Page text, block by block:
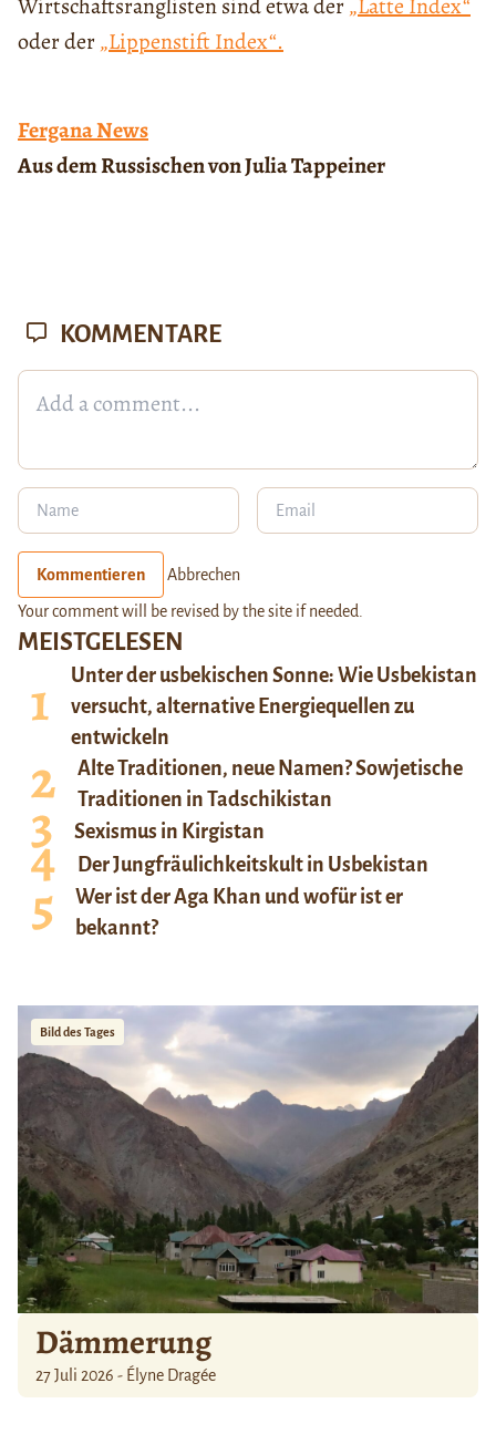
Wirtschaftsranglisten sind etwa der„Latte Index“
oder der„Lippenstift Index“.
Fergana News
Aus dem Russischen von Julia Tappeiner
MEISTGELESEN
Unter der usbekischen Sonne: Wie Usbekistan
versucht, alternative Energiequellen zu
entwickeln
Alte Traditionen, neue Namen? Sowjetische
Traditionen in Tadschikistan
Sexismus in Kirgistan
Der Jungfräulichkeitskult in Usbekistan
Wer ist der Aga Khan und wofür ist er
bekannt?
Bild des Tages
Dämmerung
27 Juli 2026 - Élyne Dragée
KOMMENTARE
Kommentieren Abbrechen
Your comment will be revised by the site if needed.